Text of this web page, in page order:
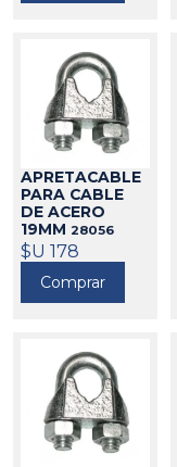
APRETACABLE
PARA CABLE
DE ACERO
19MM 28056
$U 178
Comprar